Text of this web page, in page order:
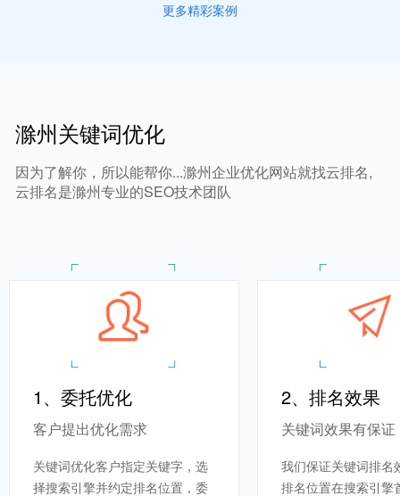
更多精彩案例
滁州关键词优化
因为了解你，所以能帮你...滁州企业优化网站就找云排名,
云排名是滁州专业的SEO技术团队
1、委托优化
客户提出优化需求
关键词优化客户指定关键字，选
择搜索引擎并约定排名位置，委
2、排名效果
关键词效果有保证
我们保证关键词排名
排名位置在搜索引擎